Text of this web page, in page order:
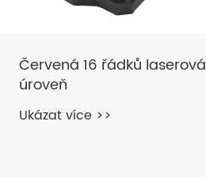
Červená 16 řádků laserová
úroveň
Ukázat více >>